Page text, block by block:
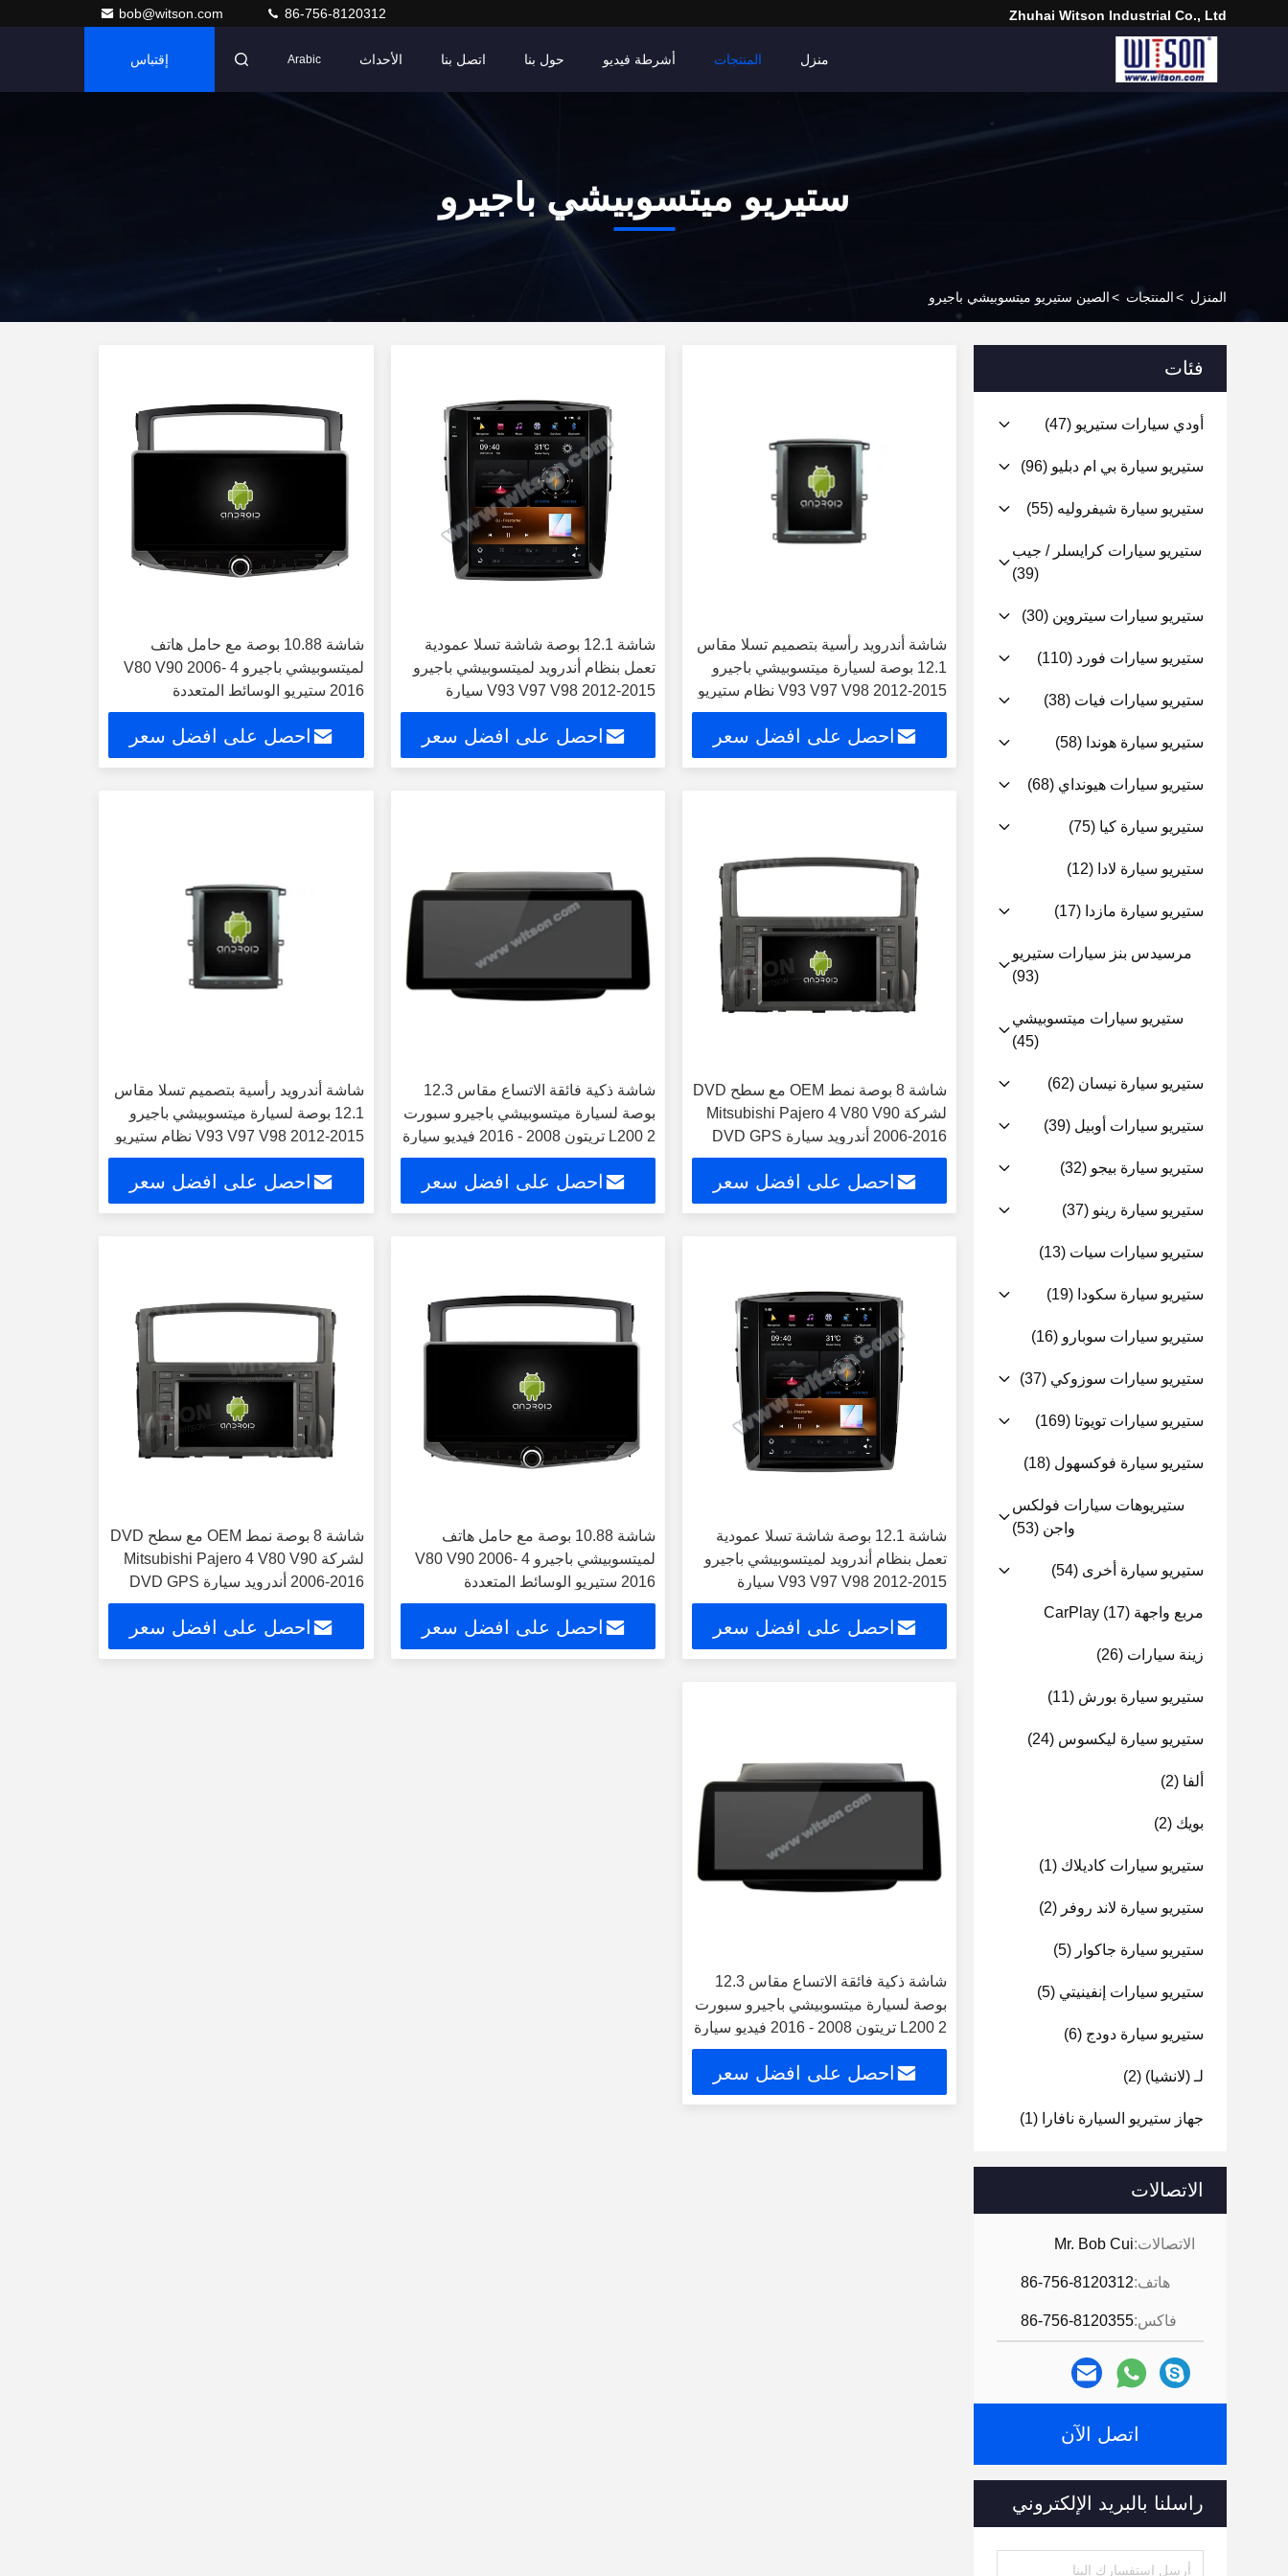
Zhuhai Witson Industrial Co., Ltd
bob@witson.com 86-756-8120312
منزل المنتجات أشرطة فيديو حول بنا اتصل بنا الأحداث Arabic إقتباس
ستيريو ميتسوبيشي باجيرو
المنزل >المنتجات >الصين ستيريو ميتسوبيشي باجيرو
فئات
أودي سيارات ستيريو (47)
ستيريو سيارة بي ام دبليو (96)
ستيريو سيارة شيفروليه (55)
ستيريو سيارات كرايسلر / جيب
(39)
ستيريو سيارات سيتروين (30)
ستيريو سيارات فورد (110)
ستيريو سيارات فيات (38)
ستيريو سيارة هوندا (58)
ستيريو سيارات هيونداي (68)
ستيريو سيارة كيا (75)
ستيريو سيارة لادا (12)
ستيريو سيارة مازدا (17)
مرسيدس بنز سيارات ستيريو
(93)
ستيريو سيارات ميتسوبيشي
(45)
ستيريو سيارة نيسان (62)
ستيريو سيارات أوبيل (39)
ستيريو سيارة بيجو (32)
ستيريو سيارة رينو (37)
ستيريو سيارات سيات (13)
ستيريو سيارة سكودا (19)
ستيريو سيارات سوبارو (16)
ستيريو سيارات سوزوكي (37)
ستيريو سيارات تويوتا (169)
ستيريو سيارة فوكسهول (18)
ستيريوهات سيارات فولكس
واجن (53)
ستيريو سيارة أخرى (54)
مربع واجهة CarPlay (17)
زينة سيارات (26)
ستيريو سيارة بورش (11)
ستيريو سيارة ليكسوس (24)
ألفا (2)
بويك (2)
ستيريو سيارات كاديلاك (1)
ستيريو سيارة لاند روفر (2)
ستيريو سيارة جاكوار (5)
ستيريو سيارات إنفينيتي (5)
ستيريو سيارة دودج (6)
لـ (لانشيا) (2)
جهاز ستيريو السيارة نافارا (1)
الاتصالات
الاتصالات:Mr. Bob Cui
هاتف:86-756-8120312
فاكس:86-756-8120355
اتصل الآن
راسلنا بالبريد الإلكتروني
شاشة أندرويد رأسية بتصميم تسلا مقاس
12.1 بوصة لسيارة ميتسوبيشي باجيرو
V93 V97 V98 2012-2015 نظام ستيريو
وسائط متعددة للسيارة مع نظام تحديد
المواقع العالمي (GPS) ومشغل كاربلاياحصل على افضل سعر
شاشة 12.1 بوصة شاشة تسلا عمودية
تعمل بنظام أندرويد لميتسوبيشي باجيرو
V93 V97 V98 2012-2015 سيارة
الوسائط المتعددة ستيريو نظام تحديد
المواقع Carplay احصل على افضل سعر
شاشة 10.88 بوصة مع حامل هاتف
لميتسوبيشي باجيرو 4 V80 V90 2006-
2016 ستيريو الوسائط المتعددة
احصل على افضل سعر
شاشة 8 بوصة نمط OEM مع سطح DVD
لشركة Mitsubishi Pajero 4 V80 V90
2006-2016 أندرويد سيارة DVD GPS
متعددة الوسائط ستيريو CarPla
احصل على افضل سعر
شاشة ذكية فائقة الاتساع مقاس 12.3
بوصة لسيارة ميتسوبيشي باجيرو سبورت
2 L200 تريتون 2008 - 2016 فيديو سيارة
تعمل باللمس QLED للوسائط المتعددة
احصل على افضل سعر
شاشة أندرويد رأسية بتصميم تسلا مقاس
12.1 بوصة لسيارة ميتسوبيشي باجيرو
V93 V97 V98 2012-2015 نظام ستيريو
وسائط متعددة للسيارة مع نظام تحديد
المواقع العالمي (GPS) ومشغل كاربلاياحصل على افضل سعر
شاشة 12.1 بوصة شاشة تسلا عمودية
تعمل بنظام أندرويد لميتسوبيشي باجيرو
V93 V97 V98 2012-2015 سيارة
الوسائط المتعددة ستيريو نظام تحديد
المواقع Carplay احصل على افضل سعر
شاشة 10.88 بوصة مع حامل هاتف
لميتسوبيشي باجيرو 4 V80 V90 2006-
2016 ستيريو الوسائط المتعددة
احصل على افضل سعر
شاشة 8 بوصة نمط OEM مع سطح DVD
لشركة Mitsubishi Pajero 4 V80 V90
2006-2016 أندرويد سيارة DVD GPS
متعددة الوسائط ستيريو CarPla
احصل على افضل سعر
شاشة ذكية فائقة الاتساع مقاس 12.3
بوصة لسيارة ميتسوبيشي باجيرو سبورت
2 L200 تريتون 2008 - 2016 فيديو سيارة
تعمل باللمس QLED للوسائط المتعددة
احصل على افضل سعر